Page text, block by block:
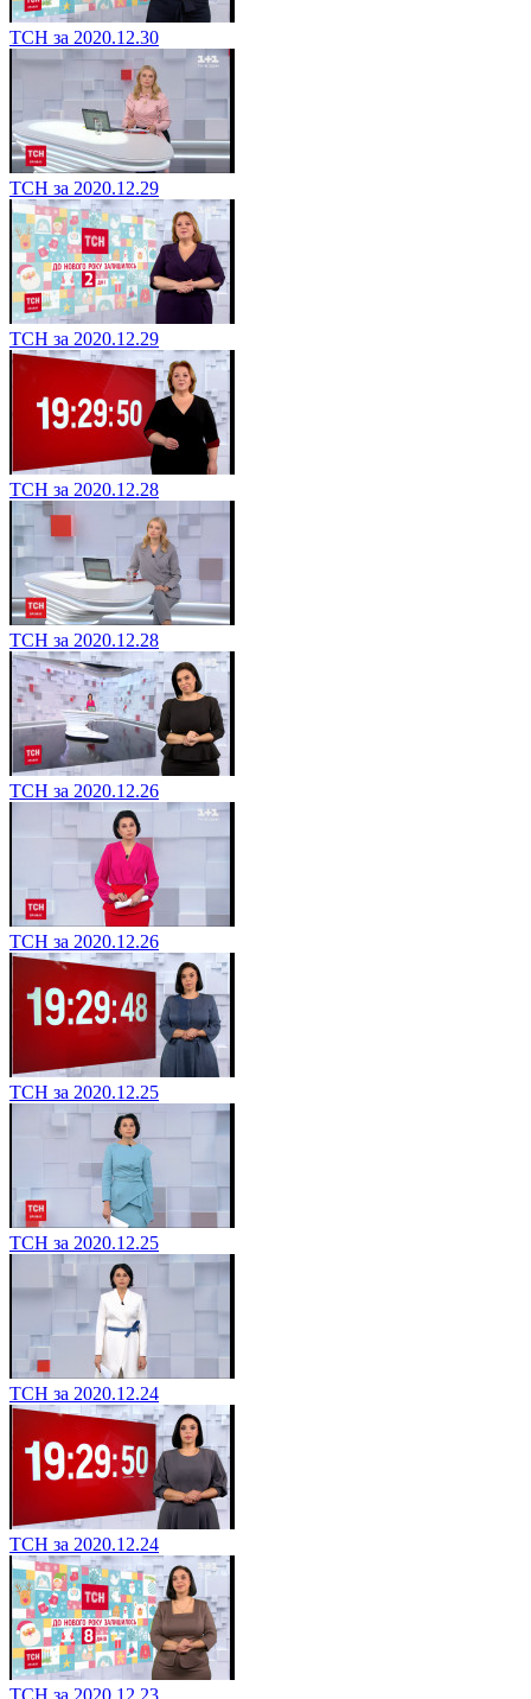
ТСН за 2020.12.30
ТСН за 2020.12.29
ТСН за 2020.12.29
ТСН за 2020.12.28
ТСН за 2020.12.28
ТСН за 2020.12.26
ТСН за 2020.12.26
ТСН за 2020.12.25
ТСН за 2020.12.25
ТСН за 2020.12.24
ТСН за 2020.12.24
ТСН за 2020.12.23